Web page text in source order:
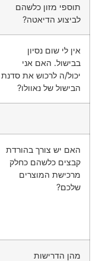
תוספי מזון כלשהם
לביצוע הדיאטה?
אין לי שום נסיון
בבישול. האם אני
יכול/ה לרכוש את סדנת
הבישול של נאוולו?
האם יש צורך בהורדת
קבצים כלשהם כחלק
מרכישת המוצרים
שלכם?
מהן הדרישות